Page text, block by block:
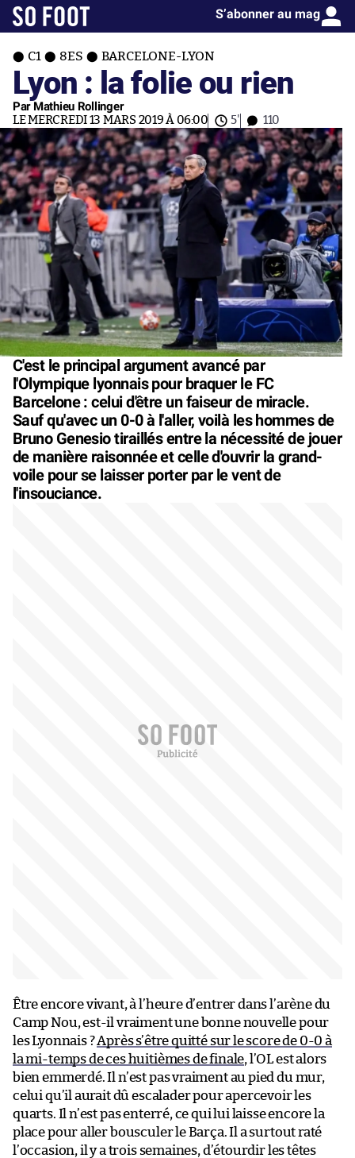
S’abonner au mag
C1 8ES BARCELONE-LYON
Lyon : la folie ou rien
Par Mathieu Rollinger
LE MERCREDI 13 MARS 2019 À 06:00 5' 110
C'est le principal argument avancé par
l'Olympique lyonnais pour braquer le FC
Barcelone : celui d'être un faiseur de miracle.
Sauf qu'avec un 0-0 à l'aller, voilà les hommes de
Bruno Genesio tiraillés entre la nécessité de jouer
de manière raisonnée et celle d'ouvrir la grand-
voile pour se laisser porter par le vent de
l'insouciance.
Être encore vivant, à l’heure d’entrer dans l’arène du
Camp Nou, est-il vraiment une bonne nouvelle pour
les Lyonnais ?Après s’être quitté sur le score de 0-0 à
la mi-temps de ces huitièmes de finale, l’OL est alors
bien emmerdé. Il n’est pas vraiment au pied du mur,
celui qu’il aurait dû escalader pour apercevoir les
quarts. Il n’est pas enterré, ce qui lui laisse encore la
place pour aller bousculer le Barça. Il a surtout raté
l’occasion, il y a trois semaines, d’étourdir les têtes